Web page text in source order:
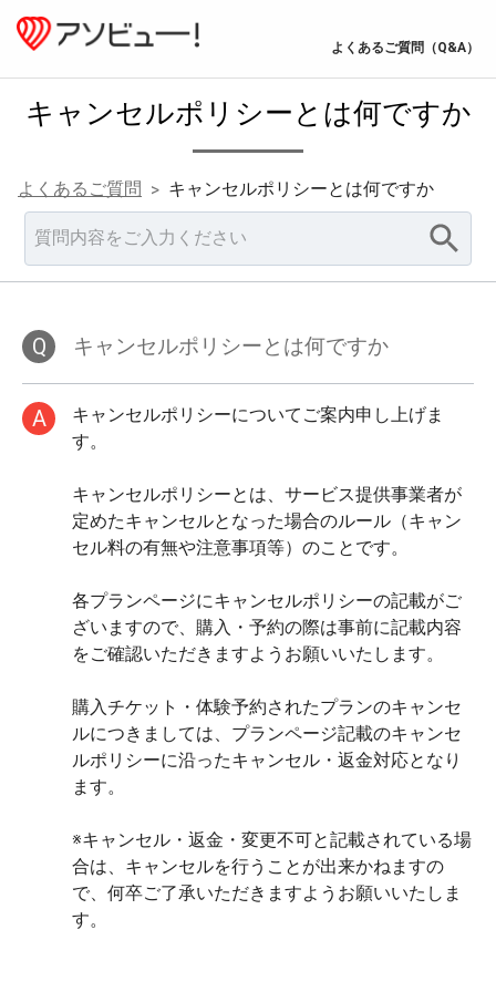
よくあるご質問（Q&A）
キャンセルポリシーとは何ですか
よくあるご質問 > キャンセルポリシーとは何ですか
Q キャンセルポリシーとは何ですか
A
キャンセルポリシーについてご案内申し上げま
す。
キャンセルポリシーとは、サービス提供事業者が
定めたキャンセルとなった場合のルール（キャン
セル料の有無や注意事項等）のことです。
各プランページにキャンセルポリシーの記載がご
ざいますので、購入・予約の際は事前に記載内容
をご確認いただきますようお願いいたします。
購入チケット・体験予約されたプランのキャンセ
ルにつきましては、プランページ記載のキャンセ
ルポリシーに沿ったキャンセル・返金対応となり
ます。
※キャンセル・返金・変更不可と記載されている場
合は、キャンセルを行うことが出来かねますの
で、何卒ご了承いただきますようお願いいたしま